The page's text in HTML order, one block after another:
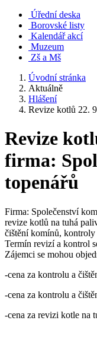
Úřední deska
Borovské listy
Kalendář akcí
Muzeum
Zš a Mš
Úvodní stránka
Aktuálně
Hlášení
Revize kotlů 22.
Revize
firma:
topenářů
Firma: Společenství
revize kotlů na tuhá
čištění komínů,
Termín revizí a kontrol
Zájemci se mohou
-cena za kontrolu a
-cena za kontrolu a
-cena za revizi kotle na